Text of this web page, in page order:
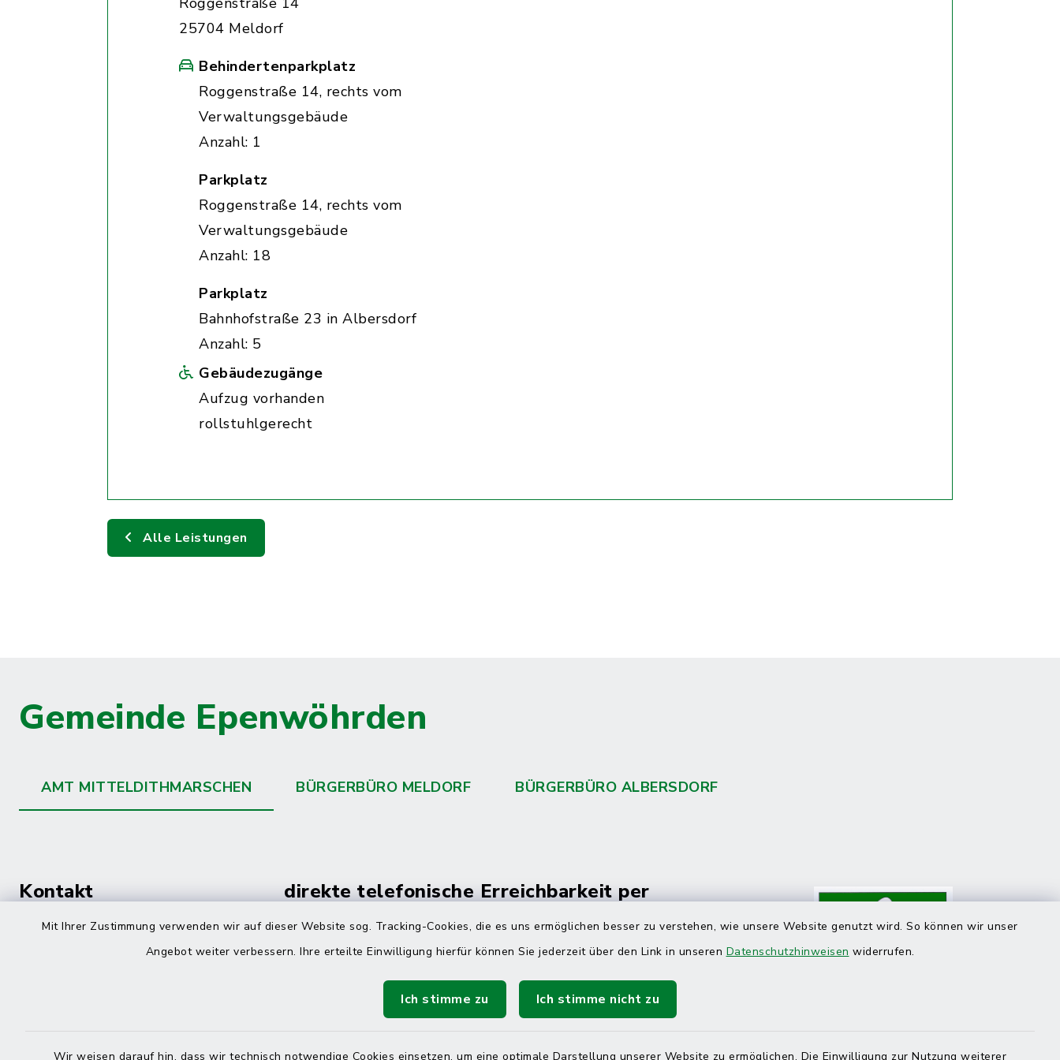
Mit Ihrer Zustimmung verwenden wir auf dieser Website sog. Tracking-Cookies, die es uns ermöglichen besser zu verstehen, wie unsere Website genutzt wird. So können wir unser
Angebot weiter verbessern. Ihre erteilte Einwilligung hierfür können Sie jederzeit über den Link in unseren Datenschutzhinweisen widerrufen.
Ich stimme zu Ich stimme nicht zu
Wir weisen darauf hin, dass wir technisch notwendige Cookies einsetzen, um eine optimale Darstellung unserer Website zu ermöglichen. Die Einwilligung zur Nutzung weiterer
25704 Meldorf
Behindertenparkplatz
Roggenstraße 14, rechts vom
Verwaltungsgebäude
Anzahl: 1
Parkplatz
Roggenstraße 14, rechts vom
Verwaltungsgebäude
Anzahl: 18
Parkplatz
Bahnhofstraße 23 in Albersdorf
Anzahl: 5
Gebäudezugänge
Aufzug vorhanden
rollstuhlgerecht
Alle Leistungen
Gemeinde Epenwöhrden
AMT MITTELDITHMARSCHEN BÜRGERBÜRO MELDORF BÜRGERBÜRO ALBERSDORF
Kontakt
Roggenstraße 14
direkte telefonische Erreichbarkeit per
Montag - Donnerstag
08:00 Uhr – 12:00 Uhr
14:00 Uhr – 16:00 Uhr
08:00 Uhr – 12:00 Uhr